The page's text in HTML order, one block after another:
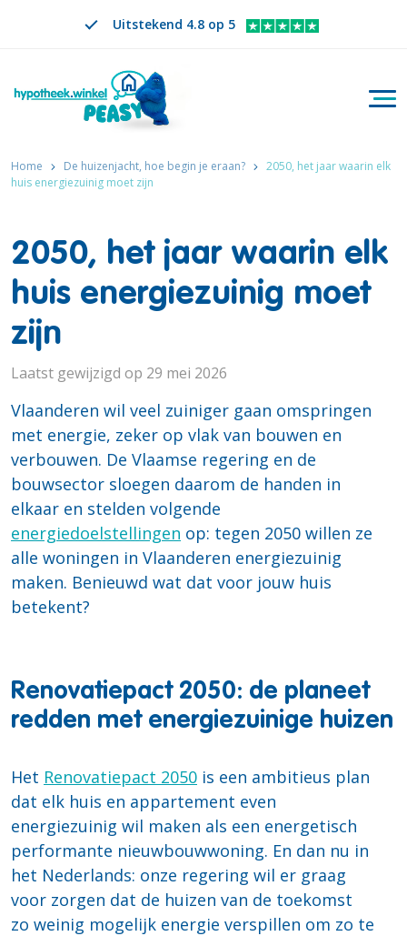
Uitstekend 4.8 op 5
Zoeken
VERANDER TAAL. GESELECTEERDE TAAL IS
NL
Home De huizenjacht, hoe begin je eraan?
2050, het jaar waarin elk
huis energiezuinig moet zijn
2050, het jaar waarin elk
huis energiezuinig moet
zijn
Laatst gewijzigd op 29 mei 2026
Vlaanderen wil veel zuiniger gaan omspringen
met energie, zeker op vlak van bouwen en
verbouwen. De Vlaamse regering en de
bouwsector sloegen daarom de handen in
elkaar en stelden volgende
energiedoelstellingen op: tegen 2050 willen ze
alle woningen in Vlaanderen energiezuinig
maken. Benieuwd wat dat voor jouw huis
betekent?
Renovatiepact 2050: de planeet
redden met energiezuinige huizen
Het Renovatiepact 2050 is een ambitieus plan
dat elk huis en appartement even
energiezuinig wil maken als een energetisch
performante nieuwbouwwoning. En dan nu in
het Nederlands: onze regering wil er graag
voor zorgen dat de huizen van de toekomst
zo weinig mogelijk energie verspillen om zo te